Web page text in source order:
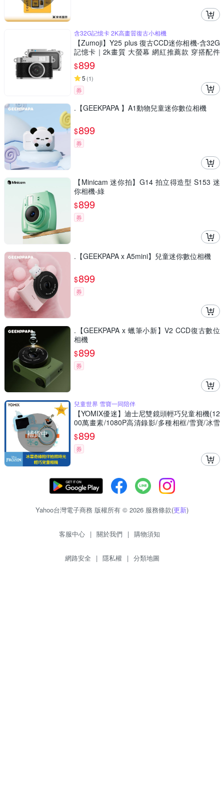
含32G記憶卡 2K高畫質復古小相機
【Zumoji】Y25 plus 復古CCD迷你相機-含32G
記憶卡｜2k畫質 大螢幕 網紅推薦款 穿搭配件
聖誕禮物
$899
5 (1)
券
.【GEEKPAPA 】A1動物兒童迷你數位相機
$899
券
【Minicam 迷你拍】G14 拍立得造型 S153 迷
你相機-綠
$899
券
.【GEEKPAPA x A5mini】兒童迷你數位相機
$899
券
.【GEEKPAPA x 蠟筆小新】V2 CCD復古數位
相機
$899
券
補貨中
兒童世界 雪寶一同陪伴
【YOMIX優迷】迪士尼雙鏡頭輕巧兒童相機(12
00萬畫素/1080P高清錄影/多種相框/雪寶/冰雪
奇緣)
$899
券
Yahoo台灣電子商務 版權所有 © 2026 服務條款(更新)
客服中心 | 關於我們 | 購物須知
網路安全 | 隱私權 | 分類地圖